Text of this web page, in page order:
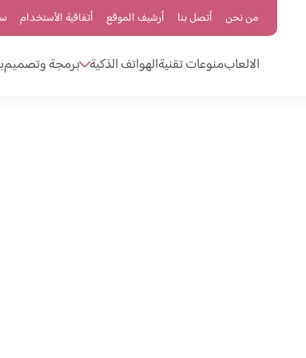
من نحن أتصل بنا أرشيف الموقع أتفاقية الأستخدام
الالعابمنوعات تقنيةالهواتف الذكية برمجة وتصميم